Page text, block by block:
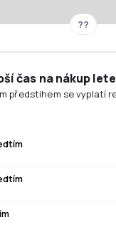
??
čas na nákup
předstihem se vyplatí